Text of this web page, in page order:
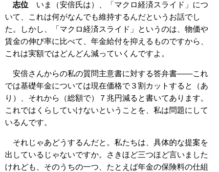
志位 いま（安倍氏は）、「マクロ経済スライド」につ
いて、これは何がなんでも維持するんだというお話でし
た。しかし、「マクロ経済スライド」というのは、物価や
賃金の伸び率に比べて、年金給付を抑えるものですから、
これは実額ではどんどん減っていくんですよ。
安倍さんからの私の質問主意書に対する答弁書――これ
では基礎年金については現在価格で３割カットすると（あ
り）、それから（総額で）７兆円減ると書いてあります。
これではくらしていけないということを、私は問題にして
いるんです。
それじゃあどうするんだと。私たちは、具体的な提案を
出しているじゃないですか。さきほど三つほど言いました
けれども、そのうちの一つ、たとえば年金の保険料の仕組